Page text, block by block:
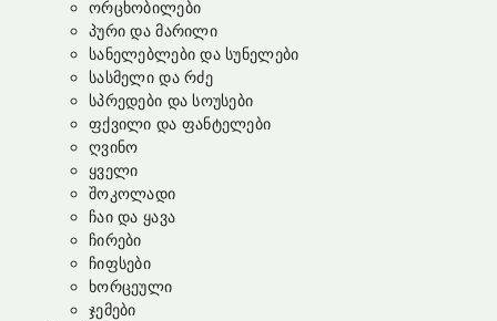
ორცხობილები
პური და მარილი
სანელებლები და სუნელები
სასმელი და რძე
სპრედები და სოუსები
ფქვილი და ფანტელები
ღვინო
ყველი
შოკოლადი
ჩაი და ყავა
ჩირები
ჩიფსები
ხორცეული
ჯემები